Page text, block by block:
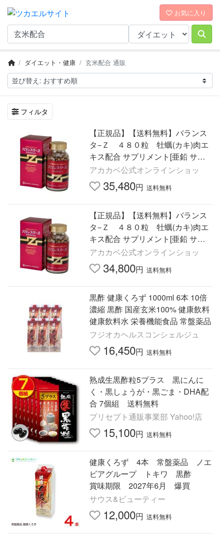
お気に入り
ダイエット・健康 玄米配合 通販
フィルタ
【正規品】【送料無料】バランス
タ−Ｚ ４８０粒 牡蠣(カキ)肉エ
キス配合 サプリメント[亜鉛 サプ
リ]
アカカベ公式オンラインショッ
35,480円 送料無料
【正規品】【送料無料】バランス
タ−Ｚ ４８０粒 牡蠣(カキ)肉エ
キス配合 サプリメント[亜鉛 サプ
リ]
アカカベ公式オンラインショッ
34,800円 送料無料
黒酢 健康くろず 1000ml 6本 10倍
濃縮 黒酢 国産玄米100% 健康飲料
健康飲料水 栄養機能食品 常盤薬品
フジオカヘルスコンシェルジュ
16,450円 送料無料
熟成生黒酢粒5プラス 黒にんに
く・黒しょうが・黒ごま・DHA配
合 7個組 送料無料
プリセプト通販事業部 Yahoo!店
15,100円 送料無料
健康くろず 4本 常盤薬品 ノエ
ビアグループ トキワ 黒酢
賞味期限 2027年6月 爆買
サウス&ビューティー
12,000円 送料無料